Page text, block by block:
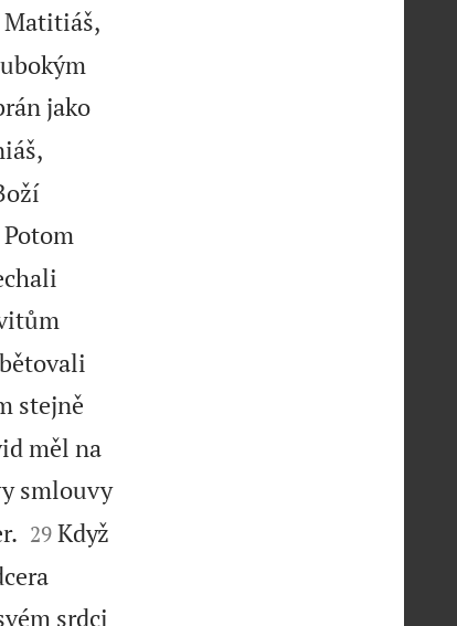
jako
Potom
stejně
měl na
smlouvy

29 Když
srdci